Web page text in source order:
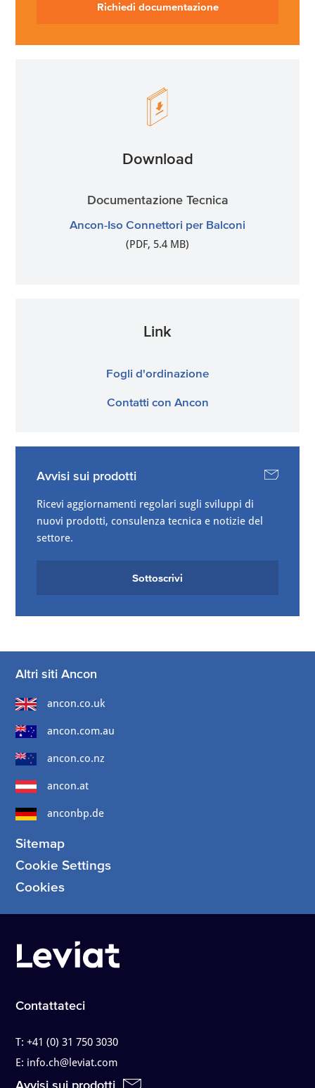
Richiedi documentazione
Download
Documentazione Tecnica
Ancon-Iso Connettori per Balconi
(PDF, 5.4 MB)
Link
Fogli d'ordinazione
Contatti con Ancon
Avvisi sui prodotti
Ricevi aggiornamenti regolari sugli sviluppi di
nuovi prodotti, consulenza tecnica e notizie del
settore.
Sottoscrivi
Altri siti Ancon
ancon.co.uk
ancon.com.au
ancon.co.nz
ancon.at
anconbp.de
Sitemap
Cookie Settings
Cookies
Contattateci
T:+41 (0) 31 750 3030
E: info.ch@leviat.com